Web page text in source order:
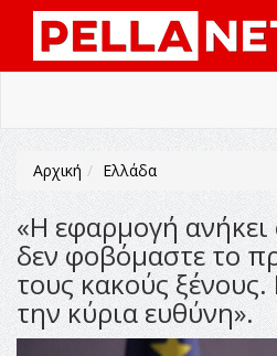
Αρχική Ελλάδα
«Η εφαρμογή
δεν φοβόμαστε το
τους κακούς ξένους.
την κύρια ευθύνη».